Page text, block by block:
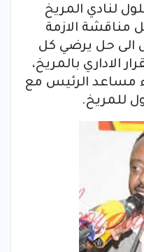
لنادي المريخ
مناقشة الازمة
الى حل يرضي كل
الاداري بالمريخ،
مساعد الرئيس مع
للمريخ.